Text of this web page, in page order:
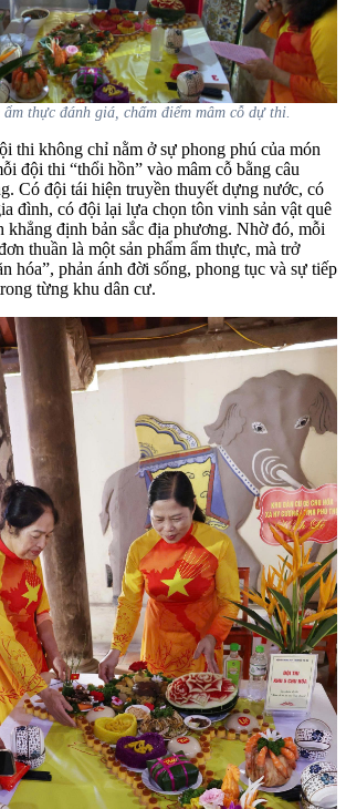
ẩm thực đánh giá, chấm điểm mâm cỗ dự thi.
thi không chỉ nằm ở sự phong phú của món
đội thi “thổi hồn” vào mâm cỗ bằng câu
Có đội tái hiện truyền thuyết dựng nước, có
đình, có đội lại lựa chọn tôn vinh sản vật quê
khẳng định bản sắc địa phương. Nhờ đó, mỗi
thuần là một sản phẩm ẩm thực, mà trở
hóa”, phản ánh đời sống, phong tục và sự tiếp
từng khu dân cư.